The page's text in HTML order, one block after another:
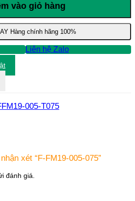
vào giỏ hàng
Hàng chính hãng 100%
Liên hệ Zalo
005-T075
xét “F-FM19-005-075”
đánh giá.